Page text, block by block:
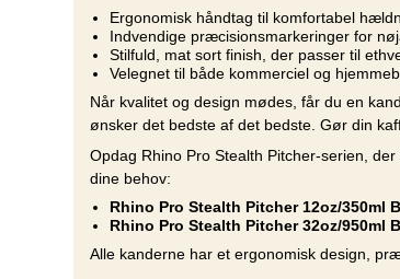
Ergonomisk håndtag til komfortabel
Indvendige præcisionsmarkeringer for
Stilfuld, mat sort finish, der passer til
Velegnet til både kommerciel og
Når kvalitet og design mødes, får du en
ønsker det bedste af det bedste. Gør din
Opdag Rhino Pro Stealth Pitcher-serien,
dine behov:
Rhino Pro Stealth Pitcher 12oz/350ml
Rhino Pro Stealth Pitcher 32oz/950ml
Alle kanderne har et ergonomisk design,